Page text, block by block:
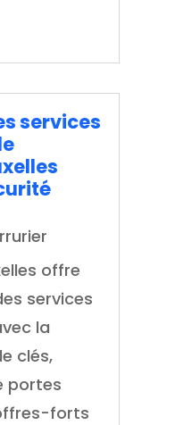
services
offre
services
la
clés,
portes
forts